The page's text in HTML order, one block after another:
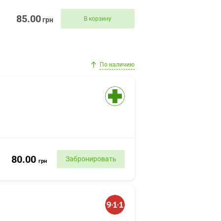
85.00грн В корзину
По наличию
80.00 грн Забронировать